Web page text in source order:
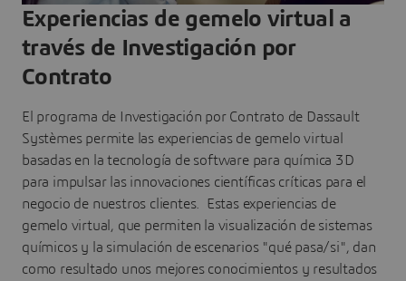
Experiencias de gemelo virtual a
través de Investigación por
Contrato
El programa de Investigación por Contrato de Dassault
Systèmes permite las experiencias de gemelo virtual
basadas en la tecnología de software para química 3D
para impulsar las innovaciones científicas críticas para el
negocio de nuestros clientes. Estas experiencias de
gemelo virtual, que permiten la visualización de sistemas
químicos y la simulación de escenarios "qué pasa/si", dan
como resultado unos mejores conocimientos y resultados